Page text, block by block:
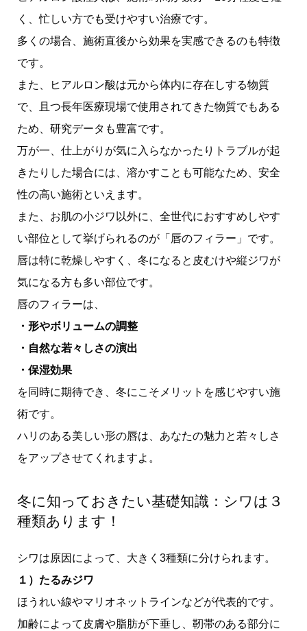
く、忙しい方でも受けやすい治療です。
多くの場合、施術直後から効果を実感できるのも特徴
です。
また、ヒアルロン酸は元から体内に存在しする物質
で、且つ長年医療現場で使用されてきた物質でもある
ため、研究データも豊富です。
万が一、仕上がりが気に入らなかったりトラブルが起
きたりした場合には、溶かすことも可能なため、安全
性の高い施術といえます。
また、お肌の小ジワ以外に、全世代におすすめしやす
い部位として挙げられるのが「唇のフィラー」です。
唇は特に乾燥しやすく、冬になると皮むけや縦ジワが
気になる方も多い部位です。
唇のフィラーは、
・形やボリュームの調整
・自然な若々しさの演出
・保湿効果
を同時に期待でき、冬にこそメリットを感じやすい施
術です。
ハリのある美しい形の唇は、あなたの魅力と若々しさ
をアップさせてくれますよ。
冬に知っておきたい基礎知識：シワは３
種類あります！
シワは原因によって、大きく3種類に分けられます。
１）たるみジワ
ほうれい線やマリオネットラインなどが代表的です。
加齢によって皮膚や脂肪が下垂し、靭帯のある部分に